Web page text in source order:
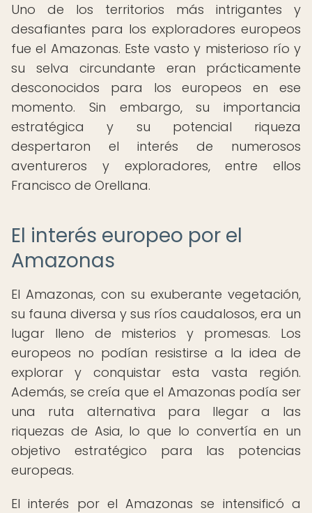
Uno de los territorios más intrigantes y
desafiantes para los exploradores europeos
fue el Amazonas. Este vasto y misterioso río y
su selva circundante eran prácticamente
desconocidos para los europeos en ese
momento. Sin embargo, su importancia
estratégica y su potencial riqueza
despertaron el interés de numerosos
aventureros y exploradores, entre ellos
Francisco de Orellana.
El interés europeo por el
Amazonas
El Amazonas, con su exuberante vegetación,
su fauna diversa y sus ríos caudalosos, era un
lugar lleno de misterios y promesas. Los
europeos no podían resistirse a la idea de
explorar y conquistar esta vasta región.
Además, se creía que el Amazonas podía ser
una ruta alternativa para llegar a las
riquezas de Asia, lo que lo convertía en un
objetivo estratégico para las potencias
europeas.
El interés por el Amazonas se intensificó a